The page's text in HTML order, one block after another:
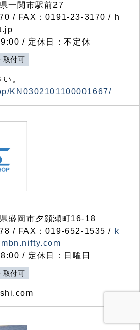
一関市駅前27
/ FAX：0191-23-3170 / h
/ 定休日：不定休
取付可
。
KN0302101100001667/
盛岡市夕顔瀬町16-18
/ FAX：019-652-1535 / k
/ 定休日：日曜日
取付可